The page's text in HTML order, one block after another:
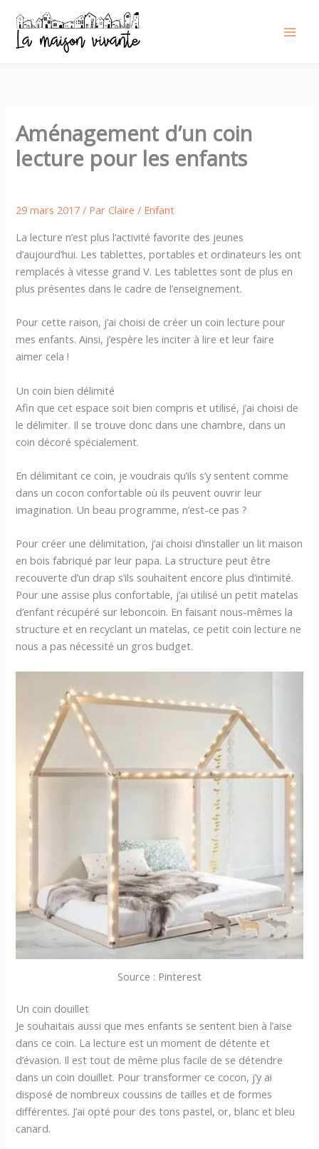
contenu
Aménagement d’un coin
lecture pour les enfants
29 mars 2017/ ParClaire/ Enfant
La lecture n’est plus l’activité favorite des jeunes
d’aujourd’hui. Les tablettes, portables et ordinateurs les ont
remplacés à vitesse grand V. Les tablettes sont de plus en
plus présentes dans le cadre de l’enseignement.
Pour cette raison, j’ai choisi de créer un coin lecture pour
mes enfants. Ainsi, j’espère les inciter à lire et leur faire
aimer cela !
Un coin bien délimité
Afin que cet espace soit bien compris et utilisé, j’ai choisi de
le délimiter. Il se trouve donc dans une chambre, dans un
coin décoré spécialement.
En délimitant ce coin, je voudrais qu’ils s’y sentent comme
dans un cocon confortable où ils peuvent ouvrir leur
imagination. Un beau programme, n’est-ce pas ?
Pour créer une délimitation, j’ai choisi d’installer un lit maison
en bois fabriqué par leur papa. La structure peut être
recouverte d’un drap s’ils souhaitent encore plus d’intimité.
Pour une assise plus confortable, j’ai utilisé un petit matelas
d’enfant récupéré sur leboncoin. En faisant nous-mêmes la
structure et en recyclant un matelas, ce petit coin lecture ne
nous a pas nécessité un gros budget.
Source : Pinterest
Un coin douillet
Je souhaitais aussi que mes enfants se sentent bien à l’aise
dans ce coin. La lecture est un moment de détente et
d’évasion. Il est tout de même plus facile de se détendre
dans un coin douillet. Pour transformer ce cocon, j’y ai
disposé de nombreux coussins de tailles et de formes
différentes. J’ai opté pour des tons pastel, or, blanc et bleu
canard.